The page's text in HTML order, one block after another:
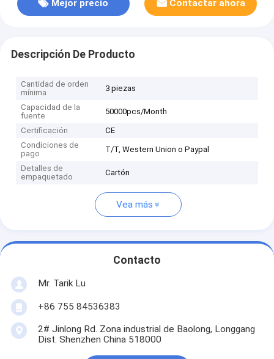
Mejor precio Contactar ahora
Descripción De Producto
Cantidad de orden
mínima
3 piezas
Capacidad de la
fuente
50000pcs/Month
Certificación
CE
Condiciones de
pago
T/T, Western Union o Paypal
Detalles de
empaquetado
Cartón
Vea más
Contacto
Mr. Tarik Lu
+86 755 84536383
2# Jinlong Rd. Zona industrial de Baolong, Longgang
Dist. Shenzhen China 518000